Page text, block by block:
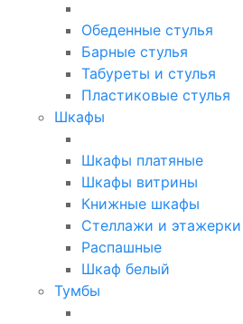
Обеденные стулья
Барные стулья
Табуреты и стулья
Пластиковые стулья
Шкафы
Шкафы платяные
Шкафы витрины
Книжные шкафы
Стеллажи и этажерки
Распашные
Шкаф белый
Тумбы